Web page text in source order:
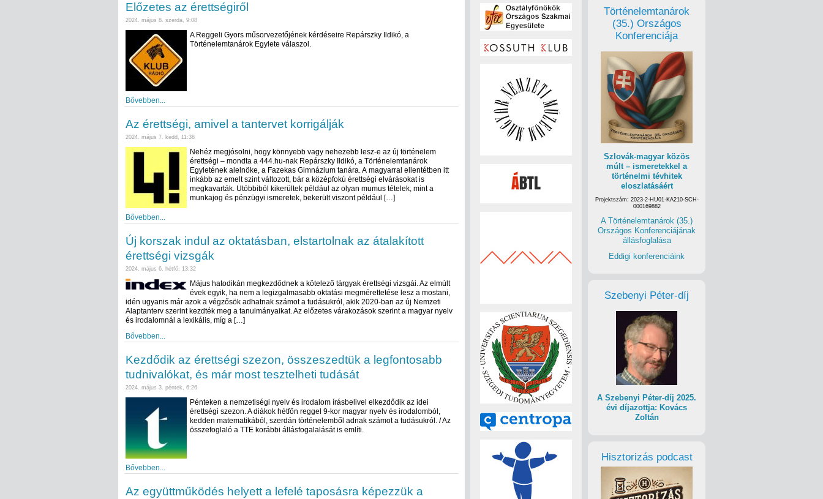
Előzetes az érettségiről
2024. május 8. szerda, 9:08
A Reggeli Gyors műsorvezetőjének kérdéseire Repárszky Ildikó, a
Történelemtanárok Egylete válaszol.
Bővebben...
Az érettségi, amivel a tantervet korrigálják
2024. május 7. kedd, 11:38
Nehéz megjósolni, hogy könnyebb vagy nehezebb lesz-e az új történelem
érettségi – mondta a 444.hu-nak Repárszky Ildikó, a Történelemtanárok
Egyletének alelnöke, a Fazekas Gimnázium tanára. A magyarral ellentétben itt
inkább az emelt szint változott, bár a középfokú érettségi elvárásokat is
megkavarták. Utóbbiból kikerültek például az olyan mumus tételek, mint a
munkajog és pénzügyi ismeretek, bekerült viszont például […]
Bővebben...
Új korszak indul az oktatásban, elstartolnak az átalakított
érettségi vizsgák
2024. május 6. hétfő, 13:32
Május hatodikán megkezdődnek a kötelező tárgyak érettségi vizsgái. Az elmúlt
évek egyik, ha nem a legizgalmasabb oktatási megmérettetése lesz a mostani,
idén ugyanis már azok a végzősök adhatnak számot a tudásukról, akik 2020-ban az új Nemzeti
Alaptanterv szerint kezdték meg a tanulmányaikat. Az előzetes várakozások szerint a magyar nyelv
és irodalomnál a lexikális, míg a […]
Bővebben...
Kezdődik az érettségi szezon, összeszedtük a legfontosabb
tudnivalókat, és már most tesztelheti tudását
2024. május 3. péntek, 6:26
Pénteken a nemzetiségi nyelv és irodalom írásbelivel elkezdődik az idei
érettségi szezon. A diákok hétfőn reggel 9-kor magyar nyelv és irodalomból,
kedden matematikából, szerdán történelemből adnak számot a tudásukról. / Az
összefoglaló a TTE korábbi állásfogalalását is említi.
Bővebben...
Az együttműködés helyett a lefelé taposásra képezzük a
Történelemtanárok
(35.) Országos
Konferenciája
Szlovák-magyar közös
múlt – ismeretekkel a
történelmi tévhitek
eloszlatásáért
Projektszám: 2023-2-HU01-KA210-SCH-
000169882
A Történelemtanárok (35.)
Országos Konferenciájának
állásfoglalása
Eddigi konferenciáink
Szebenyi Péter-díj
A Szebenyi Péter-díj 2025.
évi díjazottja: Kovács
Zoltán
Hisztorizás podcast